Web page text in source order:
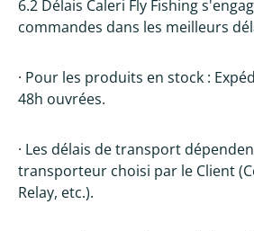
6.2 Délais Caleri Fly Fishing
commandes dans les meilleurs
· Pour les produits en stock :
48h ouvrées.
· Les délais de transport
transporteur choisi par le Client
Relay, etc.).